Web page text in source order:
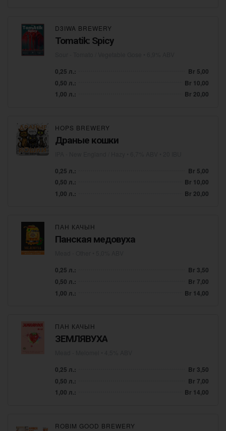
D3IWA BREWERY
Tomatik: Spicy
0,25 л.:
Br 5,00
0,50 л.:
Br 10,00
1,00 л.:
Br 20,00
HOPS BREWERY
Драные кошки
0,25 л.:
Br 5,00
0,50 л.:
Br 10,00
1,00 л.:
Br 20,00
ПАН КАЧЫН
Панская медовуха
0,25 л.:
Br 3,50
0,50 л.:
Br 7,00
1,00 л.:
Br 14,00
ПАН КАЧЫН
ЗЕМЛЯВУХА
0,25 л.:
Br 3,50
0,50 л.:
Br 7,00
1,00 л.:
Br 14,00
ROBIM GOOD BREWERY